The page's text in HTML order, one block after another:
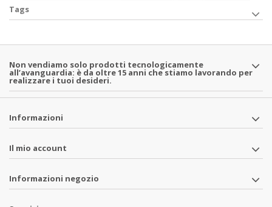
Tags
Non vendiamo solo prodotti tecnologicamente
all’avanguardia: è da oltre 15 anni che stiamo lavorando per
realizzare i tuoi desideri.
Informazioni
Il mio account
Informazioni negozio